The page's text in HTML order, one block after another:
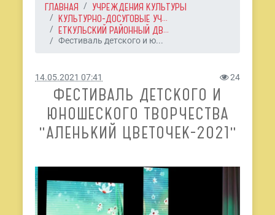
ГЛАВНАЯ
УЧРЕЖДЕНИЯ КУЛЬТУРЫ
КУЛЬТУРНО-ДОСУГОВЫЕ УЧ...
ЕТКУЛЬСКИЙ РАЙОННЫЙ ДВ...
Фестиваль детского и ю...
14.05.2021 07:41 24
ФЕСТИВАЛЬ ДЕТСКОГО И
ЮНОШЕСКОГО ТВОРЧЕСТВА
"АЛЕНЬКИЙ ЦВЕТОЧЕК-2021"